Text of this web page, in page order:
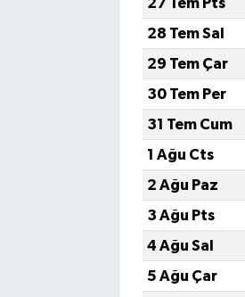
28 Tem Sal
29 Tem Çar
30 Tem Per
31 Tem Cum
1 Ağu Cts
2 Ağu Paz
3 Ağu Pts
4 Ağu Sal
5 Ağu Çar
Bilim, Teknoloji